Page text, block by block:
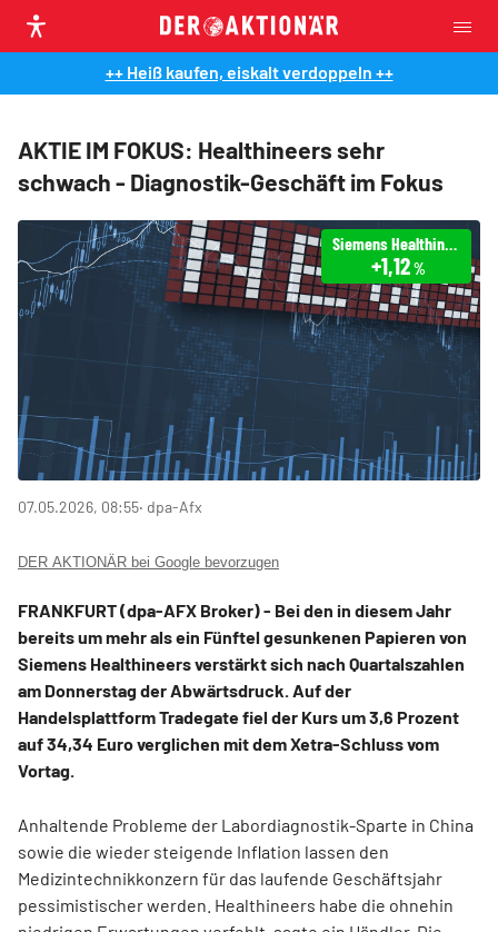
++ Heiß kaufen, eiskalt verdoppeln ++
AKTIE IM FOKUS: Healthineers sehr
schwach - Diagnostik-Geschäft im Fokus
Siemens Healthineers
+1,12%
07.05.2026, 08:55‧ dpa-Afx
DER AKTIONÄR bei Google bevorzugen
FRANKFURT (dpa-AFX Broker) - Bei den in diesem Jahr
bereits um mehr als ein Fünftel gesunkenen Papieren von
Siemens Healthineersverstärkt sich nach Quartalszahlen
am Donnerstag der Abwärtsdruck. Auf der
Handelsplattform Tradegate fiel der Kurs um 3,6 Prozent
auf 34,34 Euro verglichen mit dem Xetra-Schluss vom
Vortag.
Anhaltende Probleme der Labordiagnostik-Sparte in China
sowie die wieder steigende Inflation lassen den
Medizintechnikkonzern für das laufende Geschäftsjahr
pessimistischer werden. Healthineers habe die ohnehin